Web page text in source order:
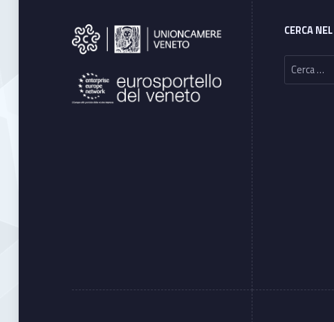
CERCA
Ricerca per: